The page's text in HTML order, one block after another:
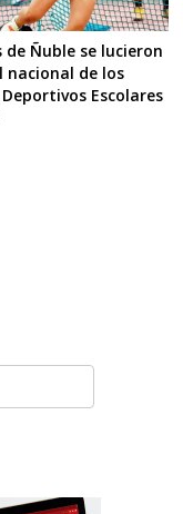
Ñuble se lucieron
nacional de los
Deportivos Escolares